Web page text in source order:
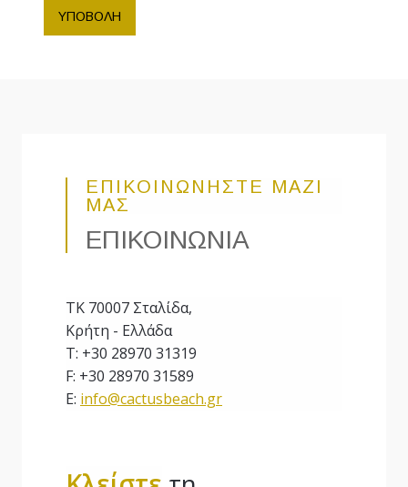
ΥΠΟΒΟΛΗ
ΕΠΙΚΟΙΝΩΝΗΣΤΕ ΜΑΖΙ
ΜΑΣ
ΕΠΙΚΟΙΝΩΝΙΑ
ΤΚ 70007 Σταλίδα,
Κρήτη - Ελλάδα
T: +30 28970 31319
F: +30 28970 31589
E: info@cactusbeach.gr